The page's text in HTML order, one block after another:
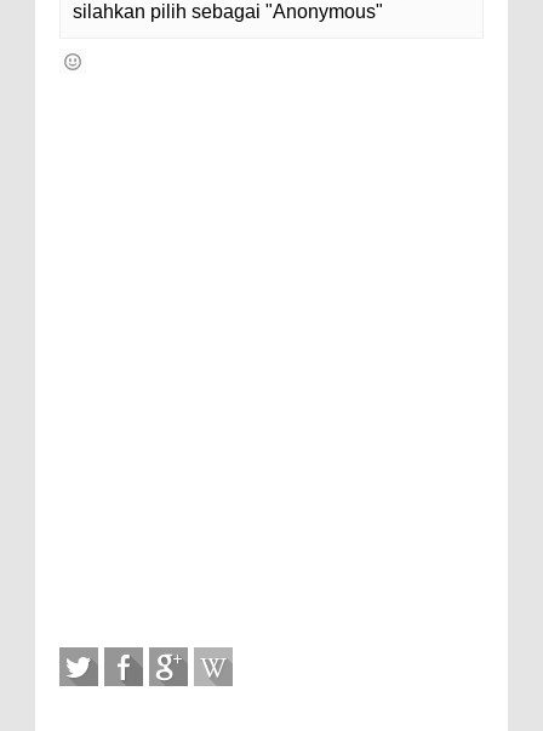
silahkan pilih sebagai "Anonymous"